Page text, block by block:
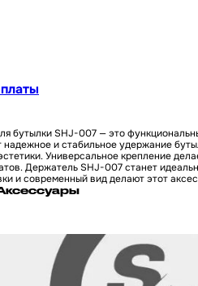
бутылки SHJ-007 — это
и стабильное удержание
Универсальное крепление
Держатель SHJ-007 станет
и современный вид делают этот
на мотоцикл и скутер Suzuki /